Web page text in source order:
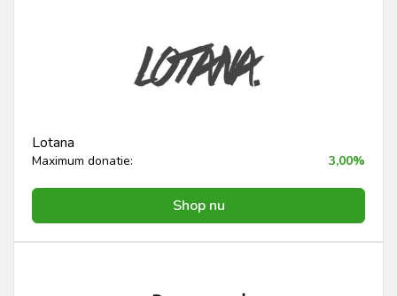
Lotana
Maximum donatie: 3,00%
Shop nu